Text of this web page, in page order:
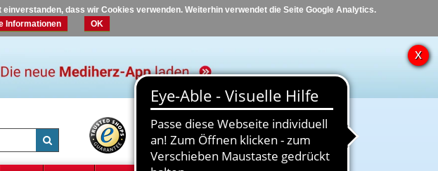
dass wir Cookies verwenden. Weiterhin verwendet die Seite Google Analytics.
Informationen OK
Hilfe Kontakt